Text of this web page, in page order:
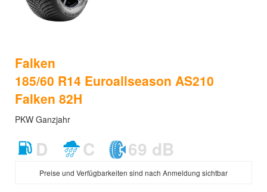
Falken
185/60 R14 Euroallseason AS210
Falken 82H
PKW Ganzjahr
D C 69 dB
Preise und Verfügbarkeiten sind nach Anmeldung sichtbar